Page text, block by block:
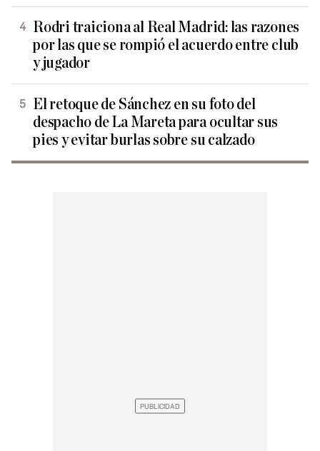
Rodri traiciona al Real Madrid: las razones
por las que se rompió el acuerdo entre club
y jugador
El retoque de Sánchez en su foto del
despacho de La Mareta para ocultar sus
pies y evitar burlas sobre su calzado